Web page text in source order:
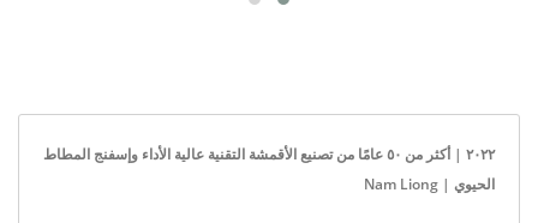
٢٠٢٢ | أكثر من ٥٠ عامًا من تصنيع الأقمشة التقنية عالية الأداء وإسفنج المطاط
الحيوي | Nam Liong